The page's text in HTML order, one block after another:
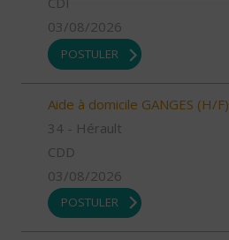
03/08/2026
POSTULER
Aide à domicile GANGES (H/F)
34 - Hérault
CDD
03/08/2026
POSTULER